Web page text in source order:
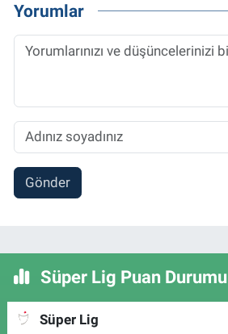
Yorumlar
Gönder
Süper Lig Puan Durumu
Süper Lig